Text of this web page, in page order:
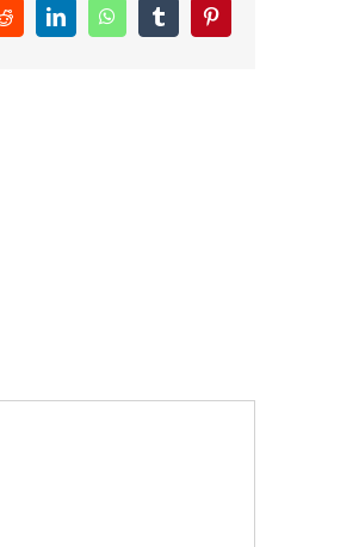
RedditLinkedInWhatsAppTumblrPinterest